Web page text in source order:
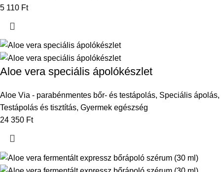
5 110 Ft
Aloe vera speciális ápolókészlet
Aloe Via - parabénmentes bőr- és testápolás, Speciális ápolás,
Testápolás és tisztítás, Gyermek egészség
24 350 Ft